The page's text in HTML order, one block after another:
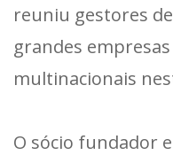
reuniu gestores
grandes
multinacionais
O sócio fundador